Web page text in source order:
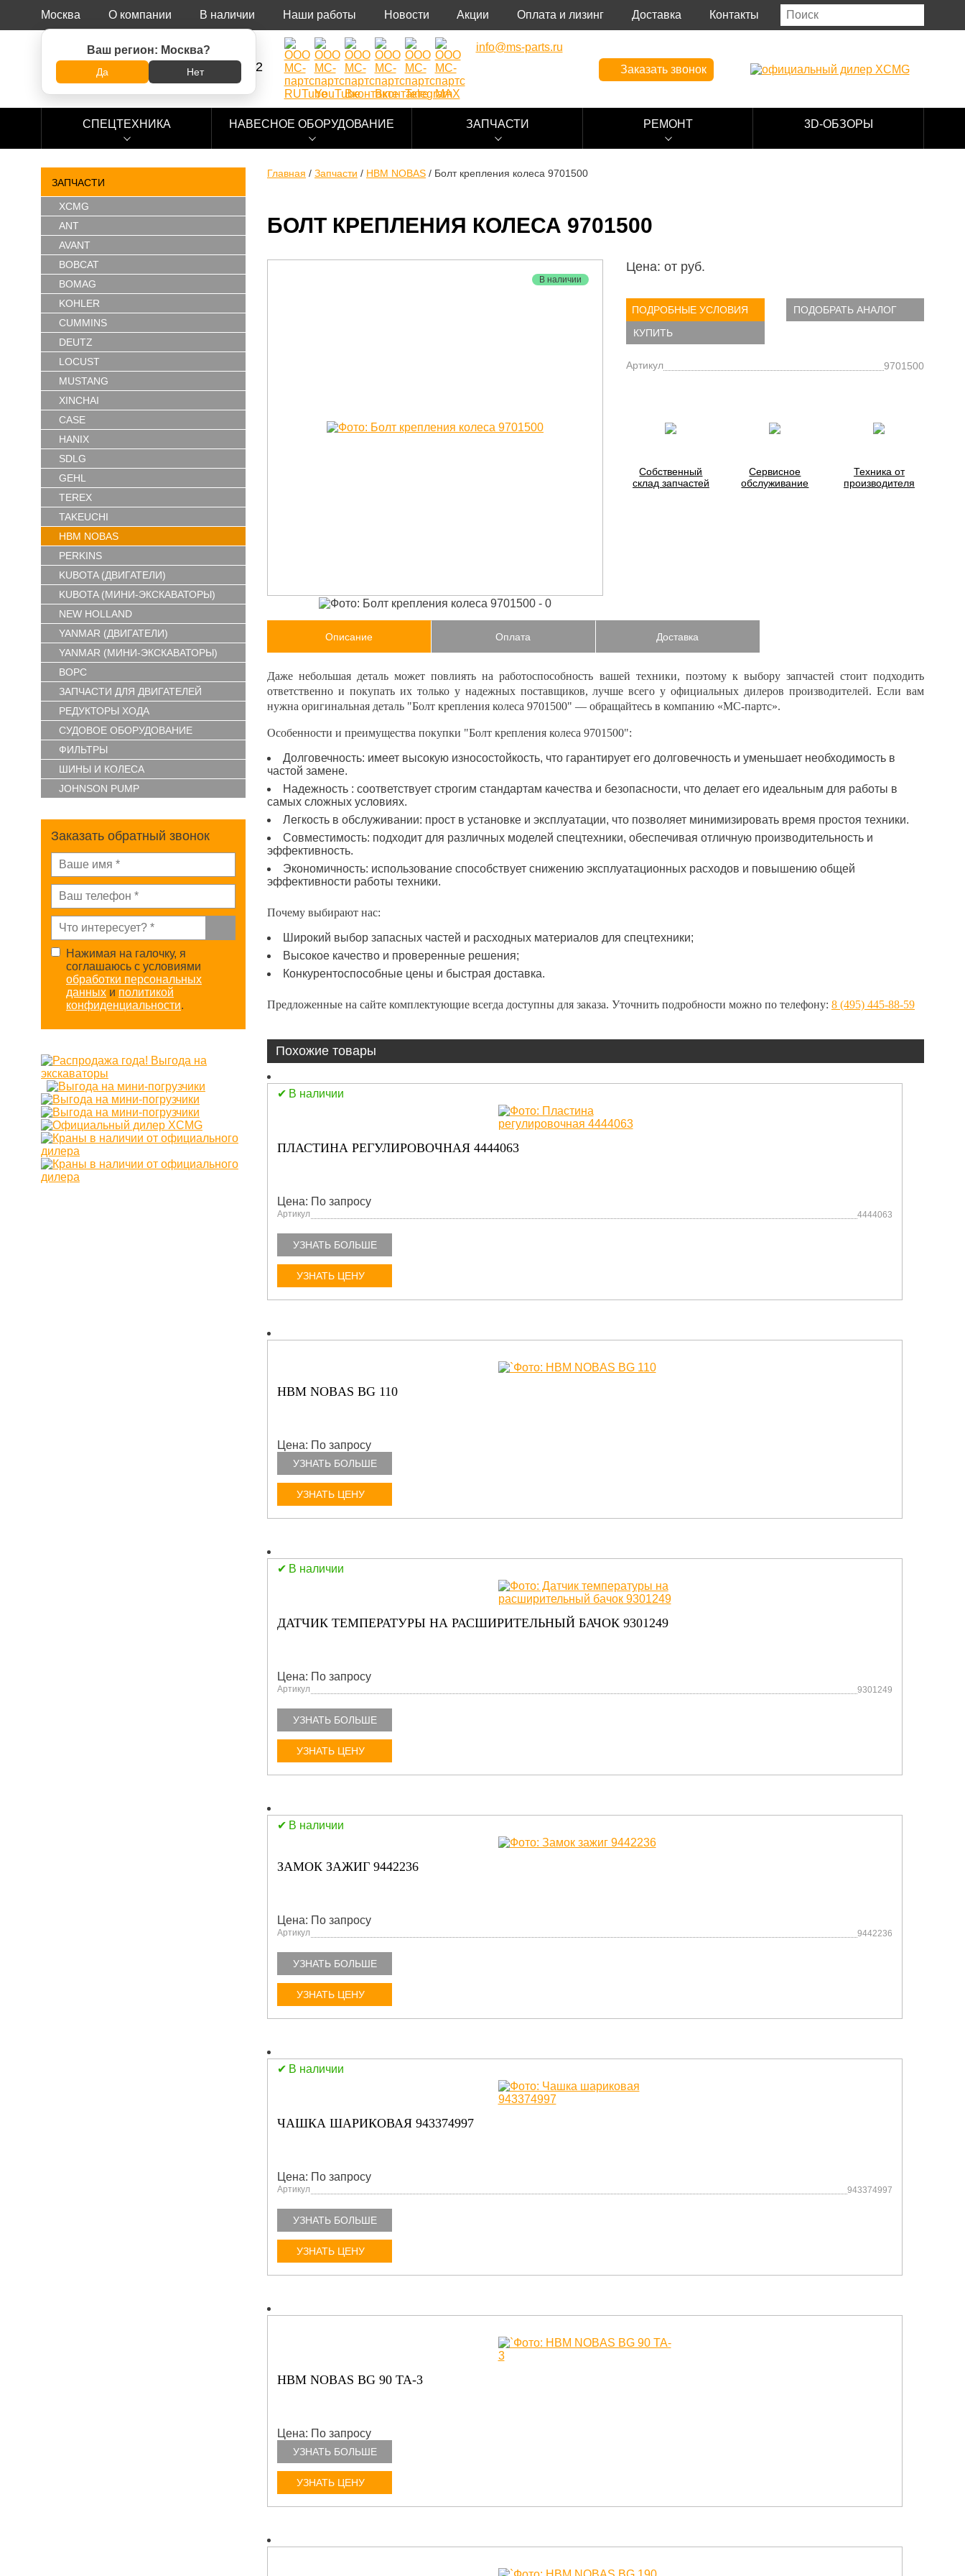
Москва
Ваш регион: Москва?
Да Нет
О компании В наличии Наши работы Новости Акции Оплата и лизинг Доставка Контакты
8 (800) 500-73-92
info@ms-parts.ru
Заказать звонок
СПЕЦТЕХНИКА НАВЕСНОЕ ОБОРУДОВАНИЕ ЗАПЧАСТИ РЕМОНТ 3D-ОБЗОРЫ
ЗАПЧАСТИ
XCMG
ANT
AVANT
BOBCAT
BOMAG
KOHLER
CUMMINS
DEUTZ
LOCUST
MUSTANG
XINCHAI
CASE
HANIX
SDLG
GEHL
TEREX
TAKEUCHI
HBM NOBAS
PERKINS
KUBOTA (ДВИГАТЕЛИ)
KUBOTA (МИНИ-ЭКСКАВАТОРЫ)
NEW HOLLAND
YANMAR (ДВИГАТЕЛИ)
YANMAR (МИНИ-ЭКСКАВАТОРЫ)
ВОРС
ЗАПЧАСТИ ДЛЯ ДВИГАТЕЛЕЙ
РЕДУКТОРЫ ХОДА
СУДОВОЕ ОБОРУДОВАНИЕ
ФИЛЬТРЫ
ШИНЫ И КОЛЕСА
JOHNSON PUMP
Заказать обратный звонок
Нажимая на галочку, я
соглашаюсь с условиями
обработки персональных
данных и политикой
конфиденциальности.
Главная / Запчасти / HBM NOBAS / Болт крепления колеса 9701500
БОЛТ КРЕПЛЕНИЯ КОЛЕСА 9701500
В наличии
Цена: от руб.
ПОДРОБНЫЕ УСЛОВИЯ
ПОДОБРАТЬ АНАЛОГ
КУПИТЬ
Артикул 9701500
Собственный
склад запчастей
Сервисное
обслуживание
Техника от
производителя
Описание Оплата Доставка
Даже небольшая деталь может повлиять на работоспособность вашей техники, поэтому к выбору запчастей стоит подходить
ответственно и покупать их только у надежных поставщиков, лучше всего у официальных дилеров производителей. Если вам
нужна оригинальная деталь "Болт крепления колеса 9701500" — обращайтесь в компанию «МС-партс».
Особенности и преимущества покупки "Болт крепления колеса 9701500":
Долговечность: имеет высокую износостойкость, что гарантирует его долговечность и уменьшает необходимость в
частой замене.
Надежность : соответствует строгим стандартам качества и безопасности, что делает его идеальным для работы в
самых сложных условиях.
Легкость в обслуживании: прост в установке и эксплуатации, что позволяет минимизировать время простоя техники.
Совместимость: подходит для различных моделей спецтехники, обеспечивая отличную производительность и
эффективность.
Экономичность: использование способствует снижению эксплуатационных расходов и повышению общей
эффективности работы техники.
Почему выбирают нас:
Широкий выбор запасных частей и расходных материалов для спецтехники;
Высокое качество и проверенные решения;
Конкурентоспособные цены и быстрая доставка.
Предложенные на сайте комплектующие всегда доступны для заказа. Уточнить подробности можно по телефону: 8 (495) 445-88-59
Похожие товары
В наличии
ПЛАСТИНА РЕГУЛИРОВОЧНАЯ 4444063
Цена: По запросу
Артикул 4444063
УЗНАТЬ БОЛЬШЕ
УЗНАТЬ ЦЕНУ
HBM NOBAS BG 110
Цена: По запросу
УЗНАТЬ БОЛЬШЕ
УЗНАТЬ ЦЕНУ
В наличии
ДАТЧИК ТЕМПЕРАТУРЫ НА РАСШИРИТЕЛЬНЫЙ БАЧОК 9301249
Цена: По запросу
Артикул 9301249
УЗНАТЬ БОЛЬШЕ
УЗНАТЬ ЦЕНУ
В наличии
ЗАМОК ЗАЖИГ 9442236
Цена: По запросу
Артикул 9442236
УЗНАТЬ БОЛЬШЕ
УЗНАТЬ ЦЕНУ
В наличии
ЧАШКА ШАРИКОВАЯ 943374997
Цена: По запросу
Артикул 943374997
УЗНАТЬ БОЛЬШЕ
УЗНАТЬ ЦЕНУ
HBM NOBAS BG 90 TA-3
Цена: По запросу
УЗНАТЬ БОЛЬШЕ
УЗНАТЬ ЦЕНУ